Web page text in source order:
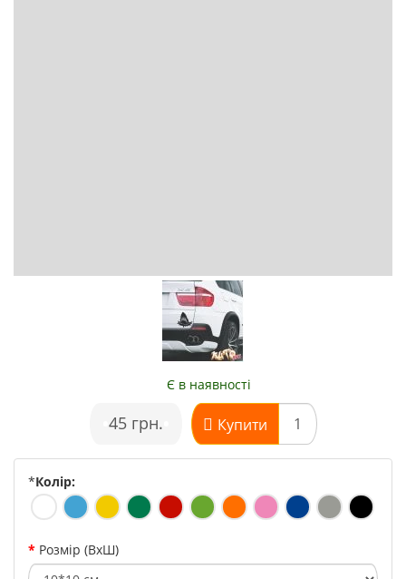
Є в наявності
45 грн. Купити
*Колір:
Розмір (ВхШ)